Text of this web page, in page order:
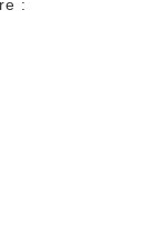
: